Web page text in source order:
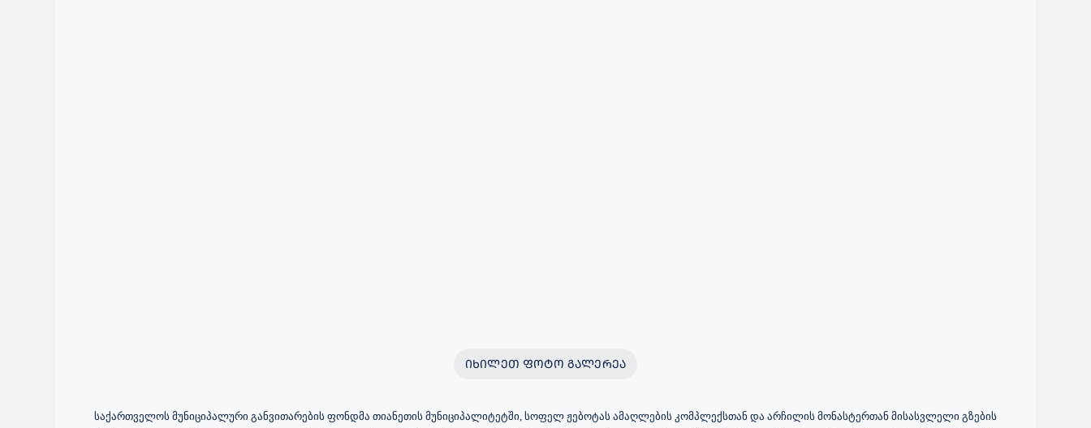
ᲘᲮᲘᲚᲔᲗ ᲤᲝᲢᲝ ᲒᲐᲚᲔᲠᲔᲐ
საქართველოს მუნიციპალური განვითარების ფონდმა თიანეთის მუნიციპალიტეტში, სოფელ ჟებოტას ამაღლების კომპლექსთან და არჩილის მონასტერთან მისასვლელი გზების